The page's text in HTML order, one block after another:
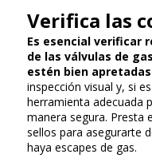
Verifica las
Es esencial verificar
de las válvulas de
estén bien
inspección visual y, si
herramienta adecuada
manera segura. Presta
sellos para asegurarte
haya escapes de gas.